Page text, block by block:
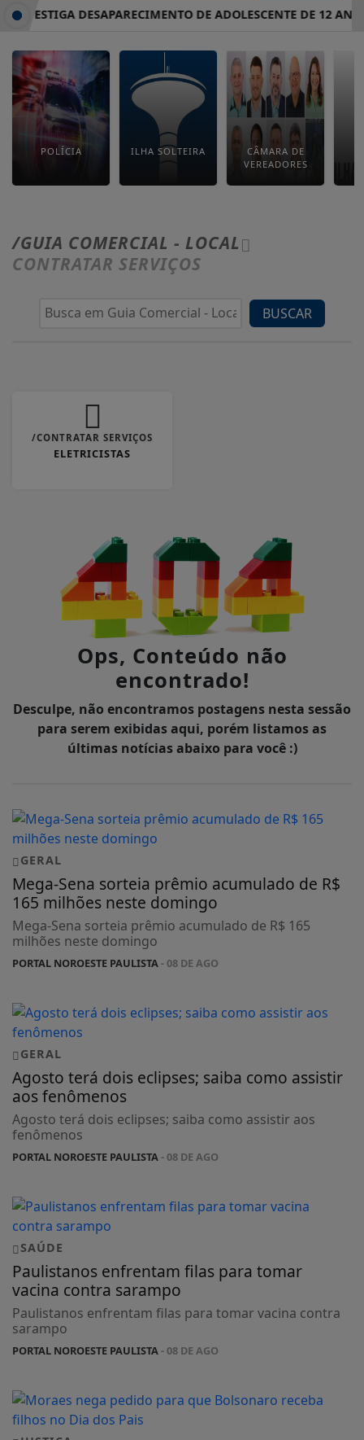
DESAPARECIMENTO DE ADOLESCENTE DE 12
POLÍCIA ILHA SOLTEIRA
CÂMARA DE
VEREADORES
/GUIA COMERCIAL - LOCAL
CONTRATAR SERVIÇOS
BUSCAR
/CONTRATAR SERVIÇOS
ELETRICISTAS
Ops, Conteúdo não
encontrado!
Desculpe, não encontramos postagens nesta sessão
para serem exibidas aqui, porém listamos as
últimas notícias abaixo para você :)
GERAL
Mega-Sena sorteia prêmio acumulado de R$
165 milhões neste domingo
Mega-Sena sorteia prêmio acumulado de R$ 165
milhões neste domingo
PORTAL NOROESTE PAULISTA- 08 DE AGO
GERAL
Agosto terá dois eclipses; saiba como assistir
aos fenômenos
Agosto terá dois eclipses; saiba como assistir aos
fenômenos
PORTAL NOROESTE PAULISTA- 08 DE AGO
SAÚDE
Paulistanos enfrentam filas para tomar
vacina contra sarampo
Paulistanos enfrentam filas para tomar vacina contra
sarampo
PORTAL NOROESTE PAULISTA- 08 DE AGO